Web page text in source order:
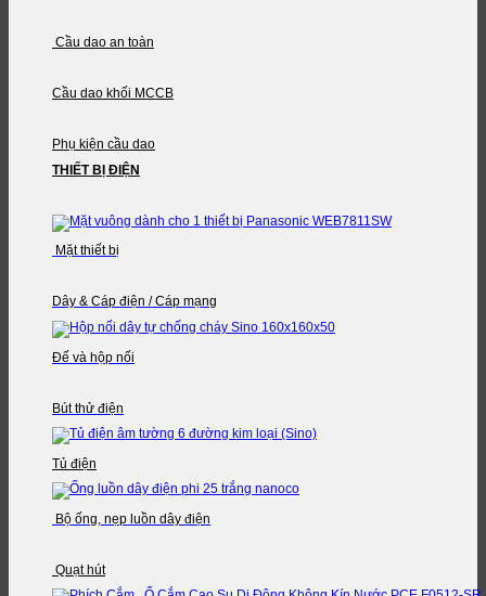
Cầu dao an toàn
Cầu dao khối MCCB
Phụ kiện cầu dao
THIẾT BỊ ĐIỆN
Mặt thiết bị
Dây & Cáp điện / Cáp mạng
Đế và hộp nối
Bút thử điện
Tủ điện
Bộ ống, nẹp luồn dây điện
Quạt hút